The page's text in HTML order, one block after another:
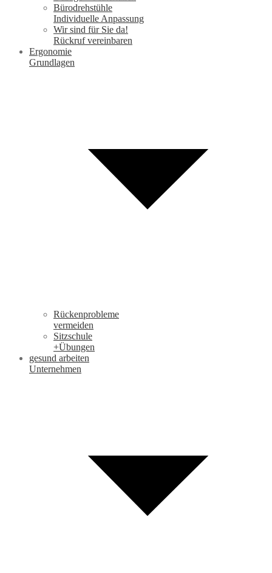
Bürodrehstühle
Individuelle Anpassung
Wir sind für Sie da!
Rückruf vereinbaren
Ergonomie
Grundlagen
Rückenprobleme
vermeiden
Sitzschule
+Übungen
gesund arbeiten
Unternehmen